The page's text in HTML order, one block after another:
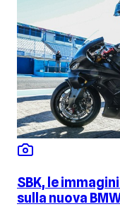
SBK, le
sulla nuova